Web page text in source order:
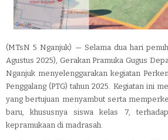
(MTsN 5 Nganjuk) — Selama dua hari
Agustus 2025), Gerakan Pramuka Gugus
Nganjuk menyelenggarakan kegiatan
Penggalang (PTG) tahun 2025. Kegiatan ini
yang bertujuan menyambut serta
baru, khususnya siswa kelas 7,
kepramukaan di madrasah.